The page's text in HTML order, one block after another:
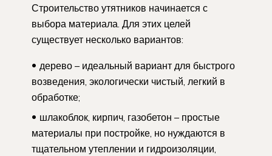
Строительство утятников начинается с
выбора материала. Для этих целей
существует несколько вариантов:
дерево – идеальный вариант для быстрого
возведения, экологически чистый, легкий в
обработке;
шлакоблок, кирпич, газобетон – простые
материалы при постройке, но нуждаются в
тщательном утеплении и гидроизоляции,